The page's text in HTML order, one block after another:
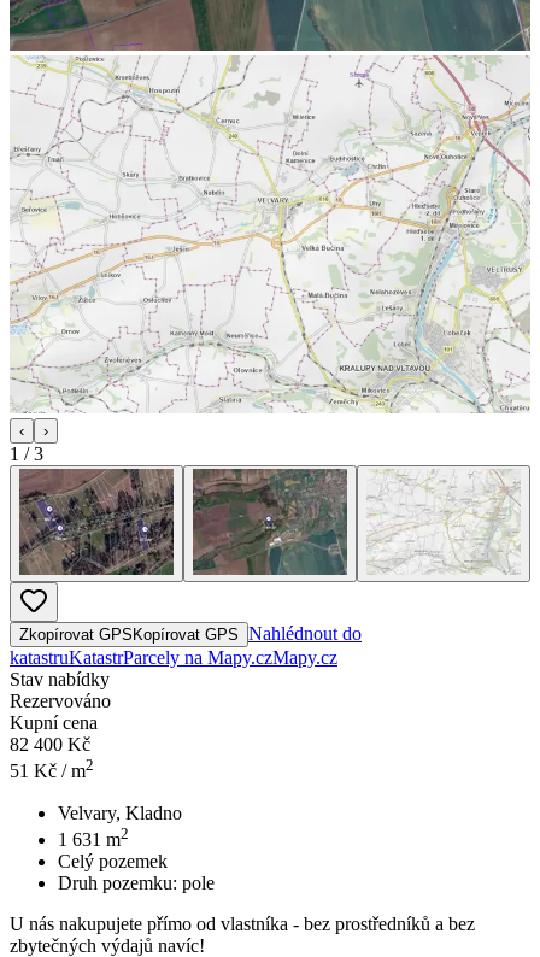
‹ ›
1 /3
Zkopírovat GPS Kopírovat GPS Nahlédnout do
katastruKatastrParcely na Mapy.czMapy.cz
Stav nabídky
Rezervováno
Kupní cena
82 400 Kč
51 Kč / m2
Velvary, Kladno
1 631 m2
Celý pozemek
Druh pozemku: pole
U nás nakupujete přímo od vlastníka - bez prostředníků a bez
zbytečných výdajů navíc!